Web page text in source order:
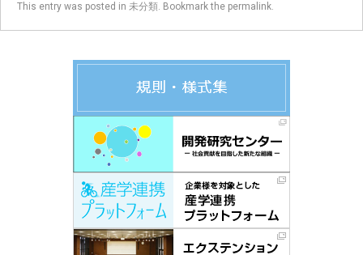
This entry was posted in 未分類. Bookmark the permalink.